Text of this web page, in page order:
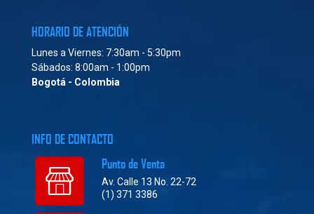
HORARIO DE ATENCIÓN
Lunes a Viernes: 7:30am - 5:30pm
Sábados: 8:00am - 1:00pm
Bogotá - Colombia
INFO DE CONTACTO
Punto de Venta
Av. Calle 13 No. 22-72
(1) 371 3386